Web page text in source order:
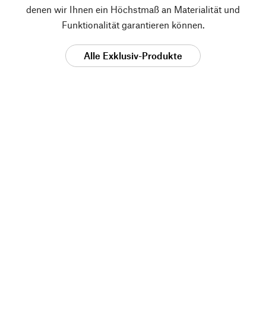
denen wir Ihnen ein Höchstmaß an Materialität und
Funktionalität garantieren können.
Alle Exklusiv-Produkte